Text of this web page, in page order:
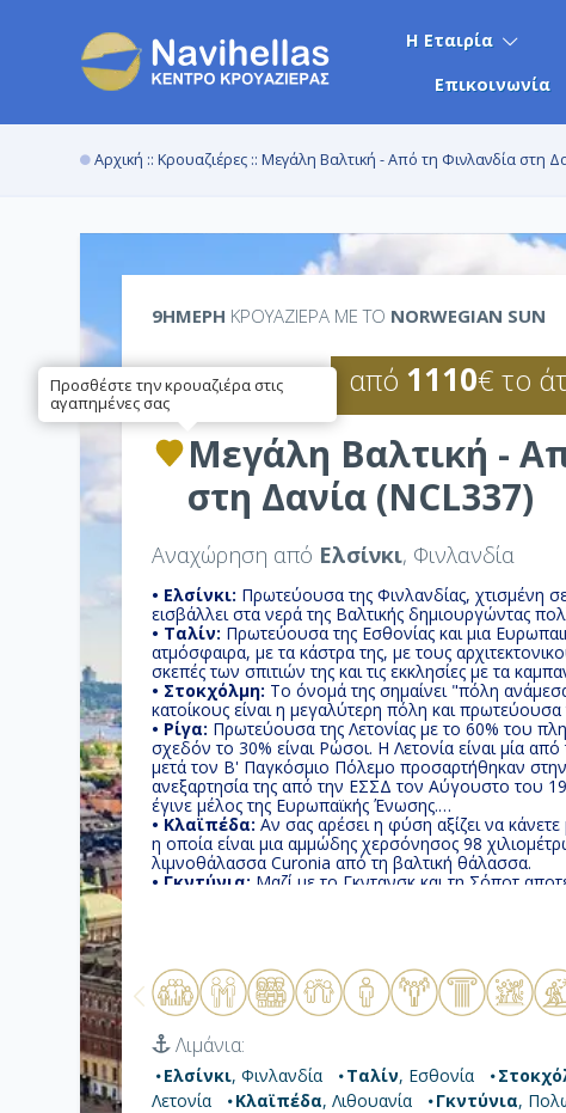
Η Εταιρία
Επικοινωνία
Αρχική ::Κρουαζιέρες :: Μεγάλη Βαλτική - Από τη Φινλανδία στη
9ΉΜΕΡΗ ΚΡΟΥΑΖΙΕΡΑ ΜΕ ΤΟ NORWEGIAN SUN
από 1110€ το
Μεγάλη Βαλτική -
στη Δανία (NCL337)
Αναχώρηση από Ελσίνκι, Φινλανδία
• Ελσίνκι: Πρωτεύουσα της Φινλανδίας, χτισμένη
εισβάλλει στα νερά της Βαλτικής δημιουργώντας
• Ταλίν: Πρωτεύουσα της Εσθονίας και μια
ατμόσφαιρα, με τα κάστρα της, με τους
σκεπές των σπιτιών της και τις εκκλησίες με τα
• Στοκχόλμη: To όνομά της σημαίνει "πόλη
κατοίκους είναι η μεγαλύτερη πόλη και πρωτεύουσα
• Ρίγα: Πρωτεύουσα της Λετονίας με το 60% του
σχεδόν το 30% είναι Ρώσοι. Η Λετονία είναι μία από
μετά τον Β' Παγκόσμιο Πόλεμο προσαρτήθηκαν
ανεξαρτησία της από την ΕΣΣΔ τον Αύγουστο του
έγινε μέλος της Ευρωπαϊκής Ένωσης.
• Κλαϊπέδα: Αν σας αρέσει η φύση αξίζει να
η οποία είναι μια αμμώδης χερσόνησος 98
λιμνοθάλασσα Curonia από τη βαλτική θάλασσα.
• Γκντύνια: Μαζί με το Γκντανσκ και τη Σόποτ
Αναμφισβήτητα από
συγκαταλέγεται στις ομορφότερες μητροπόλεις της
• Κοπεγχάγη:Πρωτεύουσα της Δανίας και
Το μεγαλύτερο τμήμα της είναι κτισμένο στο νησί
της βρίσκεται στο νησί Άμαερ.
Λιμάνια:
Ελσίνκι, Φινλανδία Ταλίν, Εσθονία
Λετονία
Κλαϊπέδα, Λιθουανία Γκντύνια,
Προσθέστε την κρουαζιέρα στις
αγαπημένες σας